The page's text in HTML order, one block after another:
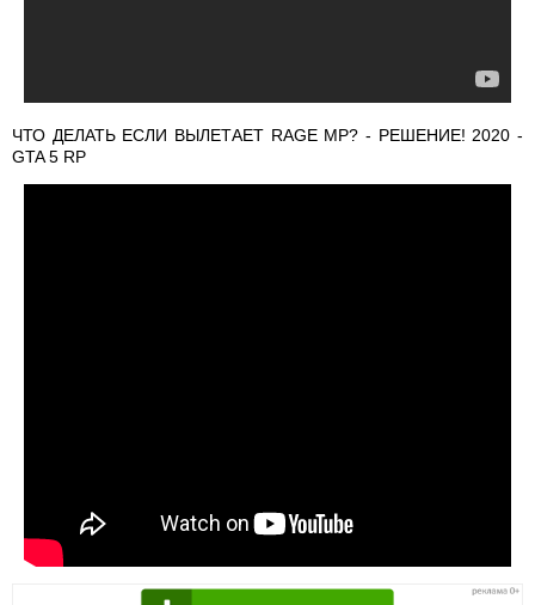
ЧТО ДЕЛАТЬ ЕСЛИ ВЫЛЕТАЕТ RAGE MP? - РЕШЕНИЕ! 2020 -
GTA 5 RP